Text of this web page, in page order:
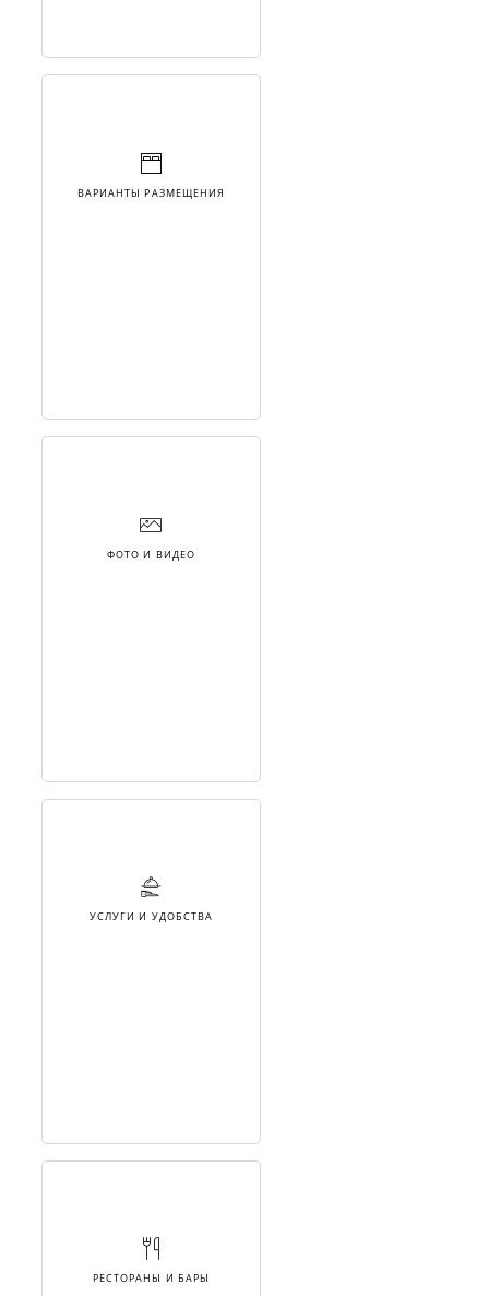
ВАРИАНТЫ РАЗМЕЩЕНИЯ
ФОТО И ВИДЕО
УСЛУГИ И УДОБСТВА
РЕСТОРАНЫ И БАРЫ